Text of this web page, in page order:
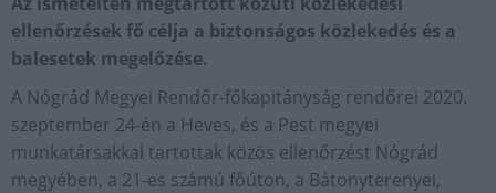
ellenőrzések fő célja a biztonságos közlekedés és a
balesetek megelőzése.
A Nógrád Megyei Rendőr-főkapitányság rendőrei 2020.
szeptember 24-én a Heves, és a Pest megyei
munkatársakkal tartottak közös ellenőrzést Nógrád
megyében, a 21-es számú főúton, a Bátonyterenyei,